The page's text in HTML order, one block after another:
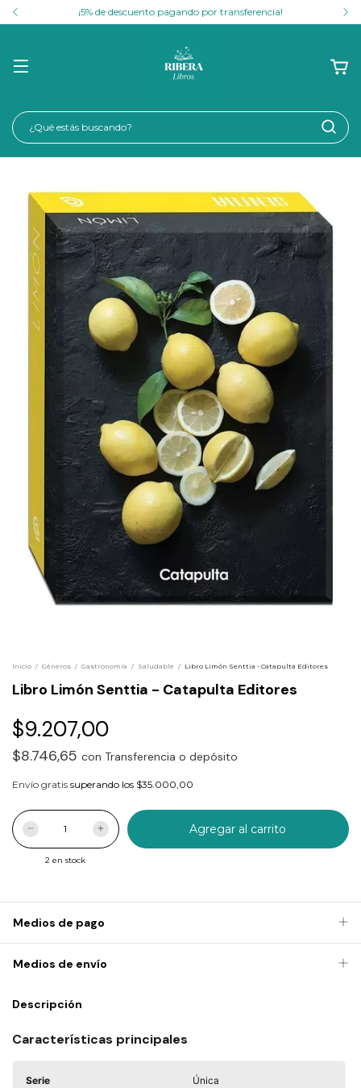
¡5% de descuento pagando por transferencia!
Inicio / Géneros / Gastronomía / Saludable / Libro Limón Senttia - Catapulta Editores
Libro Limón Senttia - Catapulta Editores
$9.207,00
$8.746,65 con Transferencia o depósito
Envío gratis superando los $35.000,00
2 en stock
Medios de pago
Medios de envío
Descripción
Características principales
Serie Única